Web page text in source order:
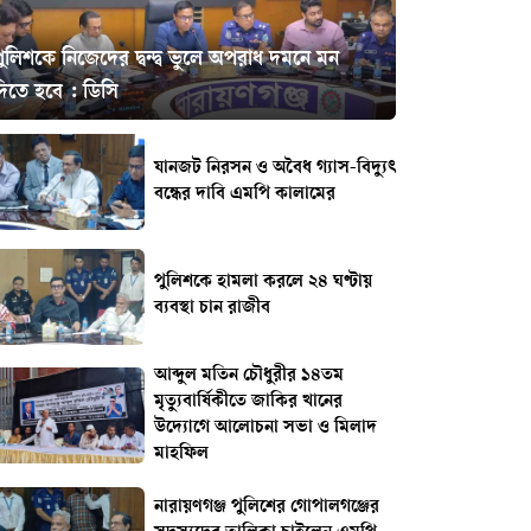
নিজেদের দ্বন্দ্ব ভুলে অপরাধ দমনে মন
হবে : ডিসি
যানজট নিরসন ও অবৈধ গ্যাস-বিদ্যুৎ
বন্ধের দাবি এমপি কালামের
পুলিশকে হামলা করলে ২৪ ঘণ্টায়
ব্যবস্থা চান রাজীব
আব্দুল মতিন চৌধুরীর ১৪তম
মৃত্যুবার্ষিকীতে জাকির খানের
উদ্যোগে আলোচনা সভা ও মিলাদ
মাহফিল ‎
নারায়ণগঞ্জ পুলিশের গোপালগঞ্জের